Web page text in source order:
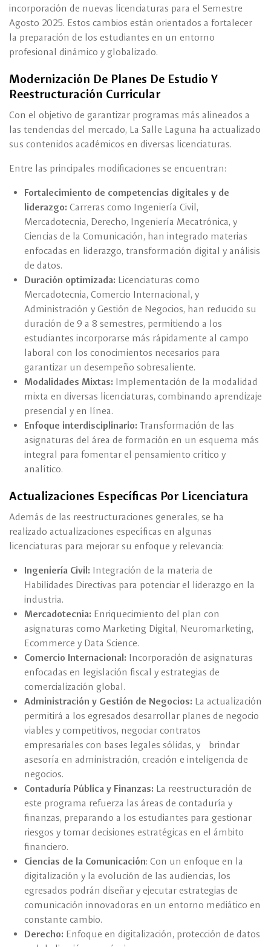
incorporación de nuevas licenciaturas para el Semestre
Agosto 2025. Estos cambios están orientados a fortalecer
la preparación de los estudiantes en un entorno
profesional dinámico y globalizado.
Modernización De Planes De Estudio Y
Reestructuración Curricular
Con el objetivo de garantizar programas más alineados a
las tendencias del mercado, La Salle Laguna ha actualizado
sus contenidos académicos en diversas licenciaturas.
Entre las principales modificaciones se encuentran:
Fortalecimiento de competencias digitales y de
liderazgo: Carreras como Ingeniería Civil,
Mercadotecnia, Derecho, Ingeniería Mecatrónica, y
Ciencias de la Comunicación, han integrado materias
enfocadas en liderazgo, transformación digital y análisis
de datos.
Duración optimizada: Licenciaturas como
Mercadotecnia, Comercio Internacional, y
Administración y Gestión de Negocios, han reducido su
duración de 9 a 8 semestres, permitiendo a los
estudiantes incorporarse más rápidamente al campo
laboral con los conocimientos necesarios para
garantizar un desempeño sobresaliente.
Modalidades Mixtas: Implementación de la modalidad
mixta en diversas licenciaturas, combinando aprendizaje
presencial y en línea.
Enfoque interdisciplinario: Transformación de las
asignaturas del área de formación en un esquema más
integral para fomentar el pensamiento crítico y
analítico.
Actualizaciones Específicas Por Licenciatura
Además de las reestructuraciones generales, se ha
realizado actualizaciones específicas en algunas
licenciaturas para mejorar su enfoque y relevancia:
Ingeniería Civil: Integración de la materia de
Habilidades Directivas para potenciar el liderazgo en la
industria.
Mercadotecnia: Enriquecimiento del plan con
asignaturas como Marketing Digital, Neuromarketing,
Ecommerce y Data Science.
Comercio Internacional: Incorporación de asignaturas
enfocadas en legislación fiscal y estrategias de
comercialización global.
Administración y Gestión de Negocios: La actualización
permitirá a los egresados desarrollar planes de negocio
viables y competitivos, negociar contratos
empresariales con bases legales sólidas, y brindar
asesoría en administración, creación e inteligencia de
negocios.
Contaduría Pública y Finanzas: La reestructuración de
este programa refuerza las áreas de contaduría y
finanzas, preparando a los estudiantes para gestionar
riesgos y tomar decisiones estratégicas en el ámbito
financiero.
Ciencias de la Comunicación: Con un enfoque en la
digitalización y la evolución de las audiencias, los
egresados podrán diseñar y ejecutar estrategias de
comunicación innovadoras en un entorno mediático en
constante cambio.
Derecho: Enfoque en digitalización, protección de datos